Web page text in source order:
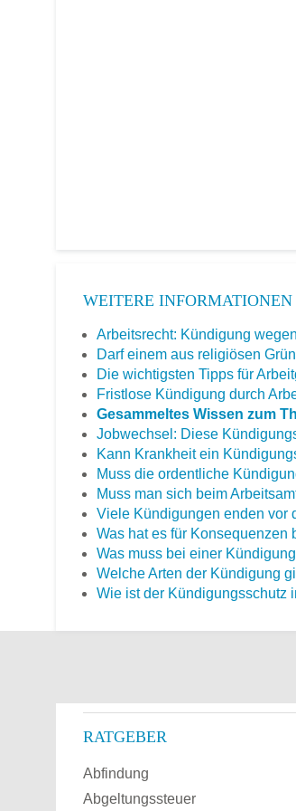
WEITERE
Arbeitsrecht: Kündigung
Darf einem aus religiösen
Die wichtigsten Tipps für
Fristlose Kündigung durch
Gesammeltes Wissen zum
Jobwechsel: Diese
Kann Krankheit ein
Muss die ordentliche
Muss man sich beim
Viele Kündigungen enden vor
Was hat es für Konsequenzen
Was muss bei einer
Welche Arten der Kündigung
Wie ist der Kündigungsschutz
RATGEBER
Abfindung
Abgeltungssteuer